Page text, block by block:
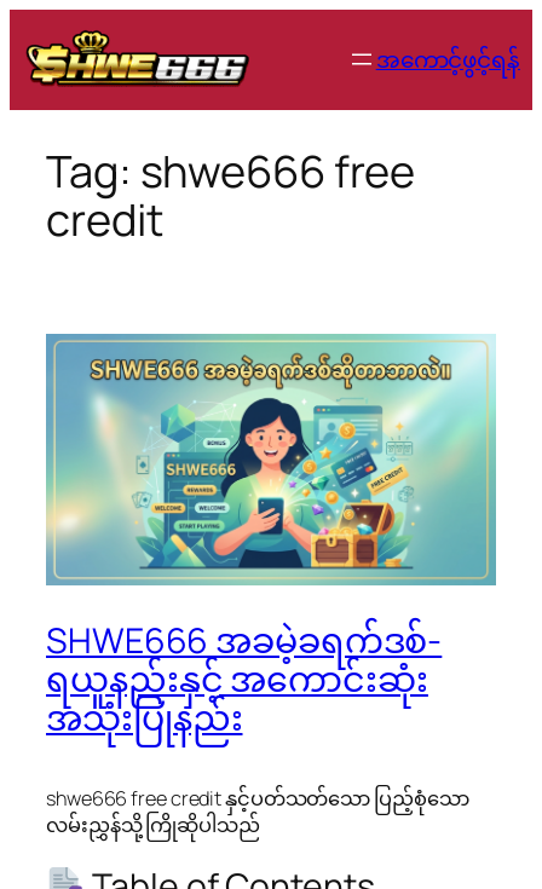
to
content
အကောင့်ဖွင့်ရန်
Tag: shwe666 free
credit
SHWE666 အခမဲ့ခရက်ဒစ်-
ရယူနည်းနှင့် အကောင်းဆုံး
အသုံးပြုနည်း
shwe666 free credit နှင့်ပတ်သတ်သော ပြည့်စုံသော
လမ်းညွှန်သို့ ကြိုဆိုပါသည်